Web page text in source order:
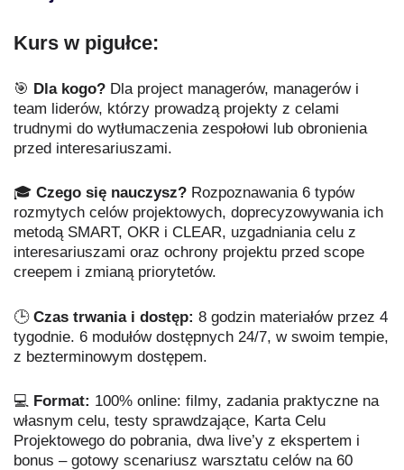
Kurs w pigułce:
🎯 Dla kogo? Dla project managerów, managerów i
team liderów, którzy prowadzą projekty z celami
trudnymi do wytłumaczenia zespołowi lub obronienia
przed interesariuszami.
🎓 Czego się nauczysz? Rozpoznawania 6 typów
rozmytych celów projektowych, doprecyzowywania ich
metodą SMART, OKR i CLEAR, uzgadniania celu z
interesariuszami oraz ochrony projektu przed scope
creepem i zmianą priorytetów.
🕒 Czas trwania i dostęp: 8 godzin materiałów przez 4
tygodnie. 6 modułów dostępnych 24/7, w swoim tempie,
z bezterminowym dostępem.
💻 Format: 100% online: filmy, zadania praktyczne na
własnym celu, testy sprawdzające, Karta Celu
Projektowego do pobrania, dwa live’y z ekspertem i
bonus – gotowy scenariusz warsztatu celów na 60